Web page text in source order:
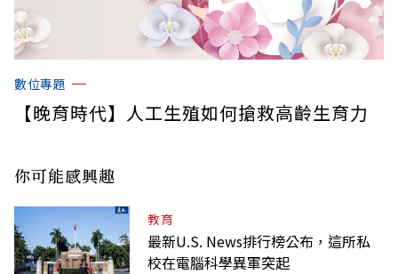
數位專題
【晚育時代】人工生殖如何搶救高齡生育力
你可能感興趣
教育
最新U.S. News排行榜公布，這所私
校在電腦科學異軍突起